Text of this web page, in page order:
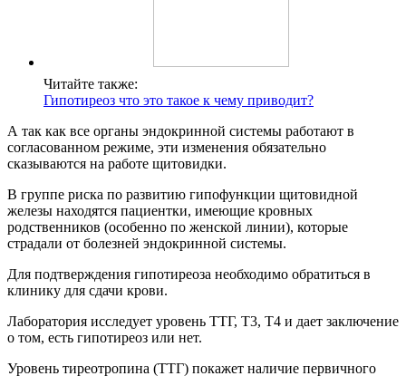
Читайте также:
Гипотиреоз что это такое к чему приводит?
А так как все органы эндокринной системы работают в
согласованном режиме, эти изменения обязательно
сказываются на работе щитовидки.
В группе риска по развитию гипофункции щитовидной
железы находятся пациентки, имеющие кровных
родственников (особенно по женской линии), которые
страдали от болезней эндокринной системы.
Для подтверждения гипотиреоза необходимо обратиться в
клинику для сдачи крови.
Лаборатория исследует уровень ТТГ, Т3, Т4 и дает заключение
о том, есть гипотиреоз или нет.
Уровень тиреотропина (ТТГ) покажет наличие первичного